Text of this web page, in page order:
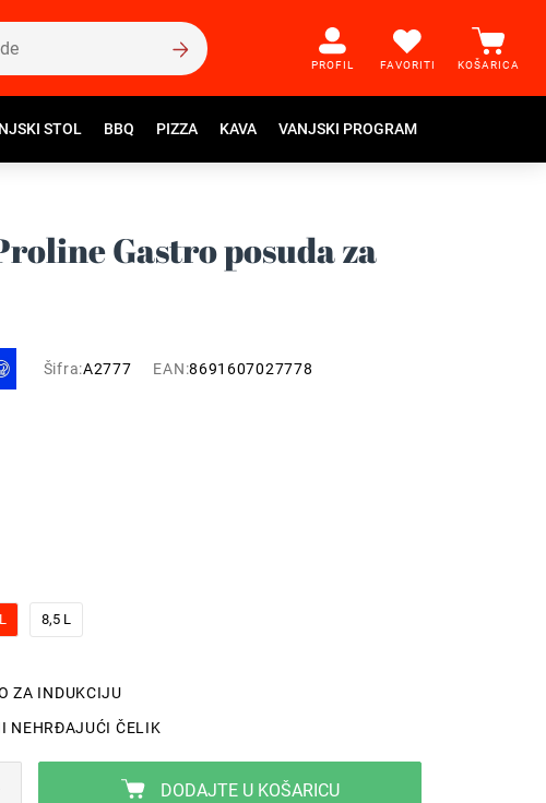
PROFIL FAVORITI KOŠARICA
STOL BBQ PIZZA KAVA VANJSKI PROGRAM
Gastro posuda za
Šifra:A2777 EAN:8691607027778
8,5 L
ZA INDUKCIJU
NEHRĐAJUĆI ČELIK
DODAJTE U KOŠARICU